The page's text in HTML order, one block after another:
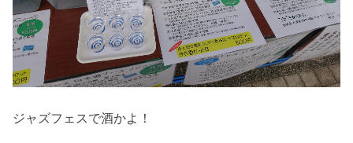
ジャズフェスで酒かよ！